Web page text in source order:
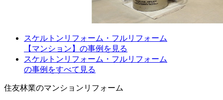
スケルトンリフォーム・フルリフォーム
【マンション】の事例を見る
スケルトンリフォーム・フルリフォーム
の事例をすべて見る
住友林業のマンションリフォーム